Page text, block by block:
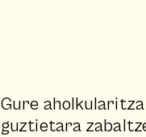
Gure
guztietara